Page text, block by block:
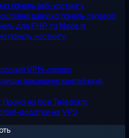
панель веб-хостингу
швидка панель сервера
для PHP та Node.js
панель хостингу
VPN-сервер
виконання контейнерів,
Проксі на базі Telegram
додатки на VPS